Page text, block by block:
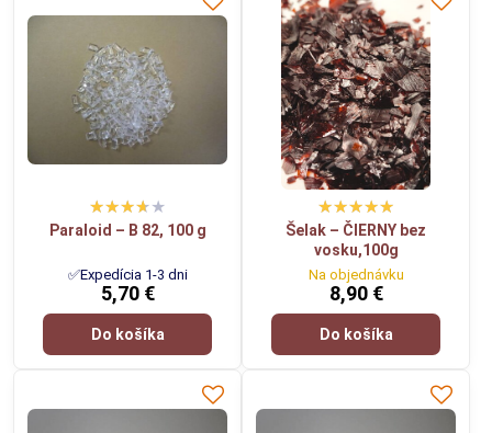
Paraloid – B 82, 100 g
✅Expedícia 1-3 dni
5,70 €
Do košíka
Šelak – ČIERNY bez
vosku,100g
Na objednávku
8,90 €
Do košíka